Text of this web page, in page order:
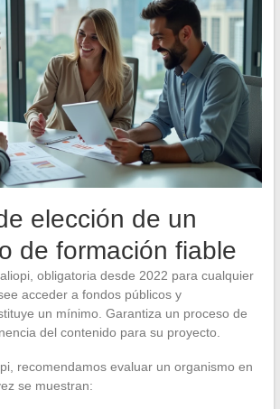
elección de un
de formación fiable
obligatoria desde 2022 para cualquier
acceder a fondos públicos y
un mínimo. Garantiza un proceso de
del contenido para su proyecto.
recomendamos evaluar un organismo en
se muestran: